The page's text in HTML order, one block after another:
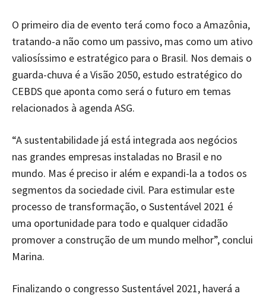
O primeiro dia de evento terá como foco a Amazônia,
tratando-a não como um passivo, mas como um ativo
valiosíssimo e estratégico para o Brasil. Nos demais o
guarda-chuva é a Visão 2050, estudo estratégico do
CEBDS que aponta como será o futuro em temas
relacionados à agenda ASG.
“A sustentabilidade já está integrada aos negócios
nas grandes empresas instaladas no Brasil e no
mundo. Mas é preciso ir além e expandi-la a todos os
segmentos da sociedade civil. Para estimular este
processo de transformação, o Sustentável 2021 é
uma oportunidade para todo e qualquer cidadão
promover a construção de um mundo melhor”, conclui
Marina.
Finalizando o congresso Sustentável 2021, haverá a